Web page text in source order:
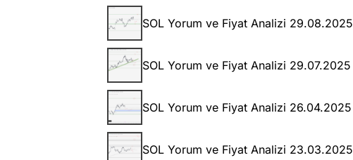
SOL Yorum ve Fiyat Analizi 29.08.2025
SOL Yorum ve Fiyat Analizi 29.07.2025
SOL Yorum ve Fiyat Analizi 26.04.2025
SOL Yorum ve Fiyat Analizi 23.03.2025